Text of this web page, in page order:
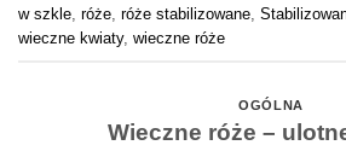
w szkle róże róże stabilizowane
wieczne kwiaty, wieczne róże
OGÓLNA
Wieczne róże –